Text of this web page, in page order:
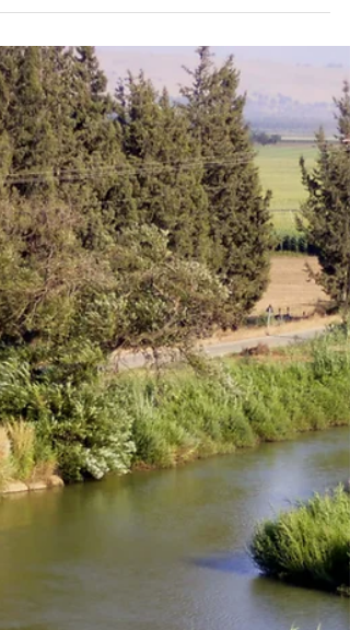
הנה מגיע הרגע הזה: שנת הלימודים מסתיימת (איך זה
קרה כל כך מהר?) וצריך לקנות מתנות לצוות החינוכי
במסגרות של הילדים. צריך? ובכן, לא חובה,...